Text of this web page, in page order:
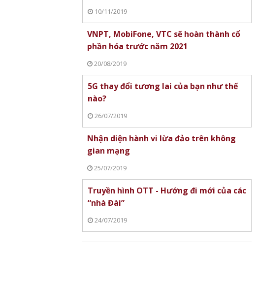
10/11/2019
VNPT, MobiFone, VTC sẽ hoàn thành cổ
phần hóa trước năm 2021
20/08/2019
5G thay đổi tương lai của bạn như thế
nào?
26/07/2019
Nhận diện hành vi lừa đảo trên không
gian mạng
25/07/2019
Truyền hình OTT - Hướng đi mới của các
“nhà Đài”
24/07/2019